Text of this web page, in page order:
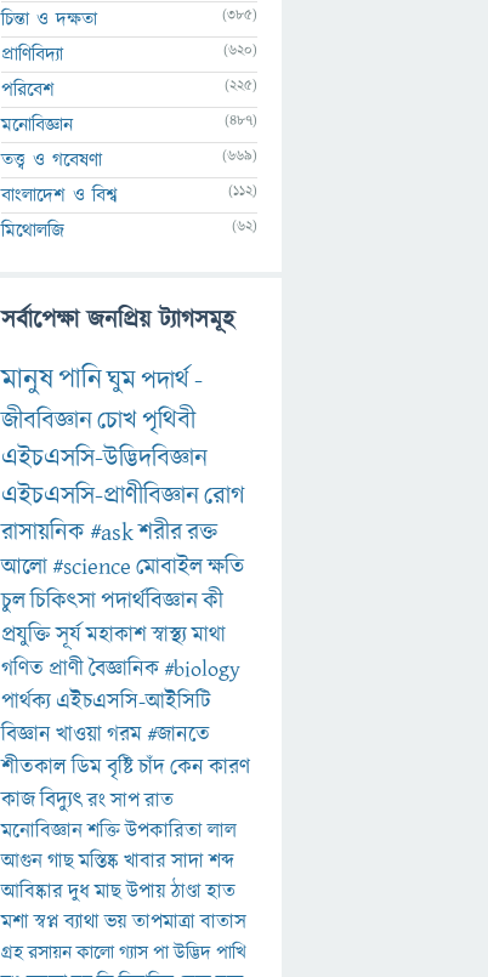
চিন্তা ও দক্ষতা (385)
প্রাণিবিদ্যা (620)
পরিবেশ (225)
মনোবিজ্ঞান (487)
তত্ত্ব ও গবেষণা (669)
বাংলাদেশ ও বিশ্ব (112)
মিথোলজি (62)
সর্বাপেক্ষা জনপ্রিয় ট্যাগসমূহ
মানুষপানিঘুমপদার্থ-
জীববিজ্ঞানচোখপৃথিবী
এইচএসসি-উদ্ভিদবিজ্ঞান
এইচএসসি-প্রাণীবিজ্ঞানরোগ
রাসায়নিক#askশরীররক্ত
আলো#scienceমোবাইলক্ষতি
চুলচিকিৎসাপদার্থবিজ্ঞানকী
প্রযুক্তিসূর্যমহাকাশস্বাস্থ্যমাথা
গণিত প্রাণীবৈজ্ঞানিক#biology
পার্থক্য এইচএসসি-আইসিটি
বিজ্ঞানখাওয়াগরম#জানতে
শীতকালডিমবৃষ্টিচাঁদকেনকারণ
কাজবিদ্যুৎরংসাপরাত
মনোবিজ্ঞানশক্তিউপকারিতালাল
আগুনগাছমস্তিষ্কখাবারসাদাশব্দ
আবিষ্কারদুধমাছউপায়ঠাণ্ডাহাত
মশাস্বপ্নব্যাথাভয়তাপমাত্রাবাতাস
গ্রহরসায়নকালোগ্যাসপাউদ্ভিদপাখি